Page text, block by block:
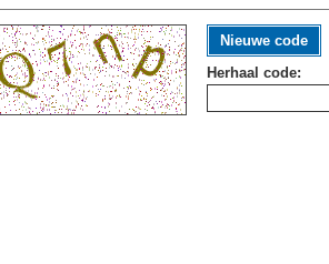
Nieuwe code
Herhaal code: